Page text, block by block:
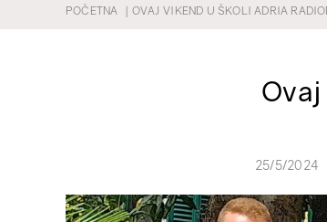
POČETNA OVAJ VIKEND U ŠKOLI ADRIA
25/5/2024